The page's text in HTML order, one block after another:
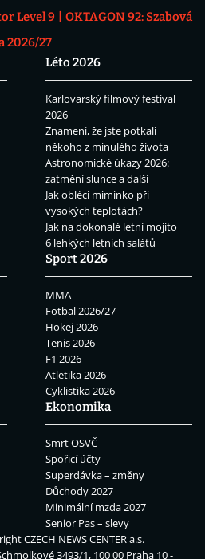
Level 9
OKTAGON 92: Szabová
2026/27
Léto 2026
Karlovarský filmový festival
2026
Znamení, že jste potkali
někoho z minulého života
Astronomické úkazy 2026:
zatmění slunce a další
Jak obléci miminko při
vysokých teplotách?
Jak na dokonalé letní mojito
6 lehkých letních salátů
Sport 2026
MMA
Fotbal 2026/27
Hokej 2026
Tenis 2026
F1 2026
Atletika 2026
Cyklistika 2026
Ekonomika
Smrt OSVČ
Spořicí účty
Superdávka – změny
Důchody 2027
Minimální mzda 2027
Senior Pas – slevy
CZECH NEWS CENTER a.s.
3493/1, 100 00 Praha 10 -